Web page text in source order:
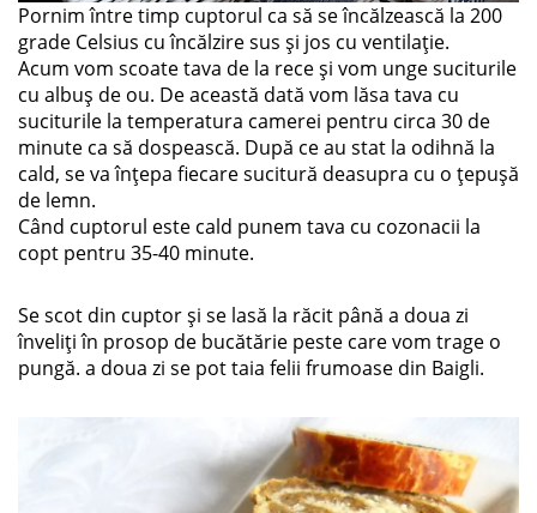
Pornim între timp cuptorul ca să se încălzească la 200
grade Celsius cu încălzire sus și jos cu ventilație.
Acum vom scoate tava de la rece și vom unge suciturile
cu albuș de ou. De această dată vom lăsa tava cu
suciturile la temperatura camerei pentru circa 30 de
minute ca să dospească. După ce au stat la odihnă la
cald, se va înțepa fiecare sucitură deasupra cu o țepușă
de lemn.
Când cuptorul este cald punem tava cu cozonacii la
copt pentru 35-40 minute.
Se scot din cuptor și se lasă la răcit până a doua zi
înveliți în prosop de bucătărie peste care vom trage o
pungă. a doua zi se pot taia felii frumoase din Baigli.